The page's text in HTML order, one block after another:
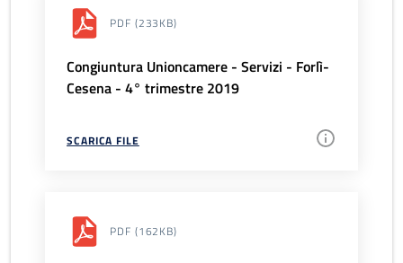
PDF (233KB)
Congiuntura Unioncamere - Servizi - Forlì-
Cesena - 4° trimestre 2019
SCARICA FILE
PDF (162KB)